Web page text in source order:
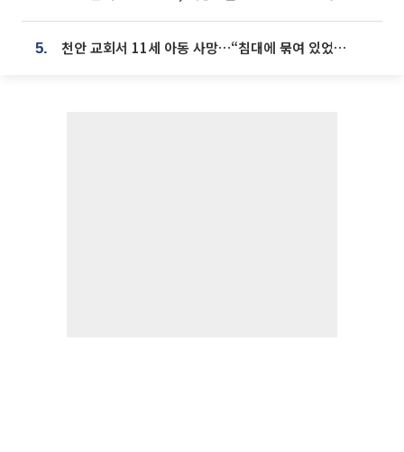
5. 천안 교회서 11세 아동 사망…“침대에 묶여 있었다” 진술 확보